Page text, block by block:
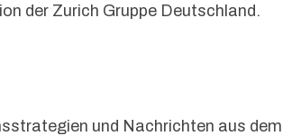
der Zurich Gruppe Deutschland.
und Nachrichten aus dem